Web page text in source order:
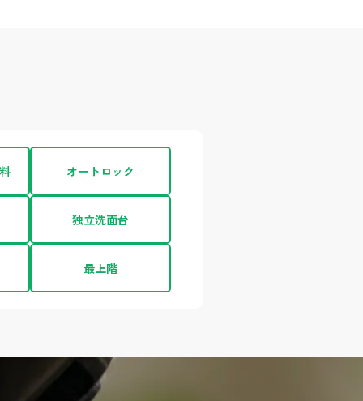
オートロック
独立洗面台
最上階